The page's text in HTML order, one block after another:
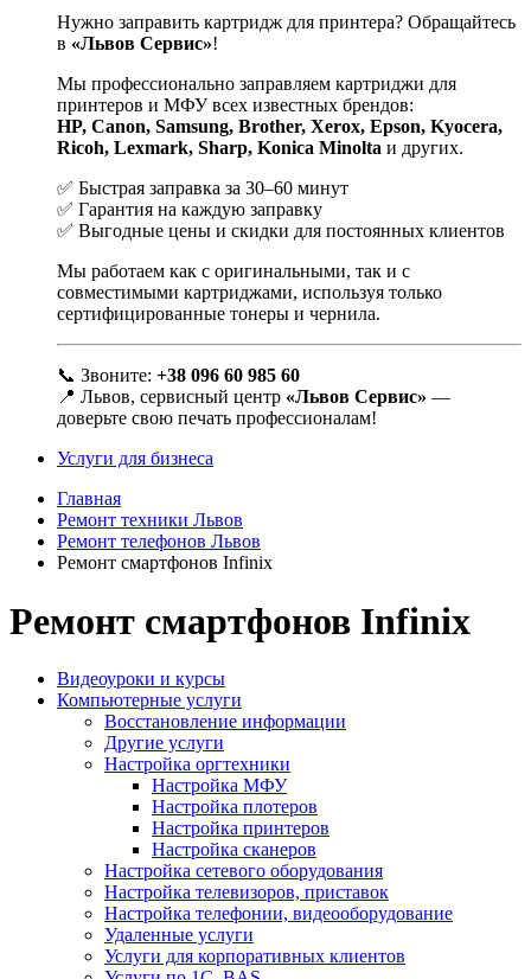
Нужно заправить картридж для принтера? Обращайтесь
в «Львов Сервис»!
Мы профессионально заправляем картриджи для
принтеров и МФУ всех известных брендов:
HP, Canon, Samsung, Brother, Xerox, Epson, Kyocera,
Ricoh, Lexmark, Sharp, Konica Minolta и других.
✅ Быстрая заправка за 30–60 минут
✅ Гарантия на каждую заправку
✅ Выгодные цены и скидки для постоянных клиентов
Мы работаем как с оригинальными, так и с
совместимыми картриджами, используя только
сертифицированные тонеры и чернила.
📞 Звоните: +38 096 60 985 60
📍 Львов, сервисный центр «Львов Сервис» —
доверьте свою печать профессионалам!
Услуги для бизнеса
Главная
Ремонт техники Львов
Ремонт телефонов Львов
Ремонт смартфонов Infinix
Ремонт смартфонов Infinix
Видеоуроки и курсы
Компьютерные услуги
Восстановление информации
Другие услуги
Настройка оргтехники
Настройка МФУ
Настройка плотеров
Настройка принтеров
Настройка сканеров
Настройка сетевого оборудования
Настройка телевизоров, приставок
Настройка телефонии, видеооборудование
Удаленные услуги
Услуги для корпоративных клиентов